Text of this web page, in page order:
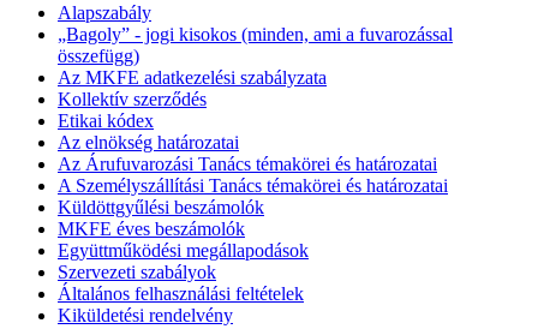
Alapszabály
„Bagoly” - jogi kisokos (minden, ami a fuvarozással
összefügg)
Az MKFE adatkezelési szabályzata
Kollektív szerződés
Etikai kódex
Az elnökség határozatai
Az Árufuvarozási Tanács témakörei és határozatai
A Személyszállítási Tanács témakörei és határozatai
Küldöttgyűlési beszámolók
MKFE éves beszámolók
Együttműködési megállapodások
Szervezeti szabályok
Általános felhasználási feltételek
Kiküldetési rendelvény